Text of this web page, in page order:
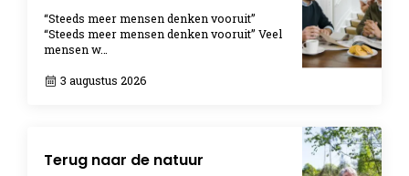
“Steeds meer mensen denken vooruit”
“Steeds meer mensen denken vooruit” Veel
mensen w…
3 augustus 2026
Terug naar de natuur